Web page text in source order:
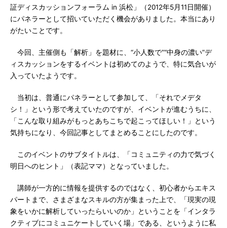
証ディスカッションフォーラム in 浜松」（2012年5月11日開催）
にパネラーとして招いていただく機会がありました。本当にあり
がたいことです。
今回、主催側も「解析」を題材に、“小人数で”“中身の濃い”デ
ィスカッションをするイベントは初めてのようで、特に気合いが
入っていたようです。
当初は、普通にパネラーとして参加して、「それでメデタ
シ！」という形で考えていたのですが、イベントが進むうちに、
「こんな取り組みがもっとあちこちで起こってほしい！」という
気持ちになり、今回記事としてまとめることにしたのです。
このイベントのサブタイトルは、「コミュニティの力で気づく
明日へのヒント」（表記ママ）となっていました。
講師が一方的に情報を提供するのではなく、初心者からエキス
パートまで、さまざまなスキルの方が集まった上で、「現実の現
象をいかに解析していったらいいのか」ということを「インタラ
クティブにコミュニケートしていく場」である、というように私